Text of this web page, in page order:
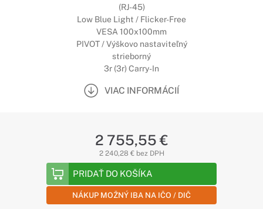
(RJ-45)
Low Blue Light / Flicker-Free
VESA 100x100mm
PIVOT / Výškovo nastaviteľný
strieborný
3r (3r) Carry-In
VIAC INFORMÁCIÍ
2 755,55 €
2 240,28 € bez DPH
PRIDAŤ DO KOŠÍKA
NÁKUP MOŽNÝ IBA NA IČO / DIČ